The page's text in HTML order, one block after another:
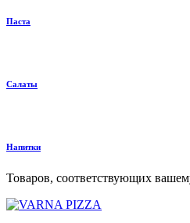
Паста
Салаты
Напитки
Товаров, соответствующих